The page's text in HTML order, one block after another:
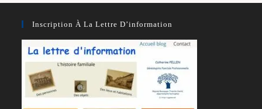
Inscription À La Lettre D’information